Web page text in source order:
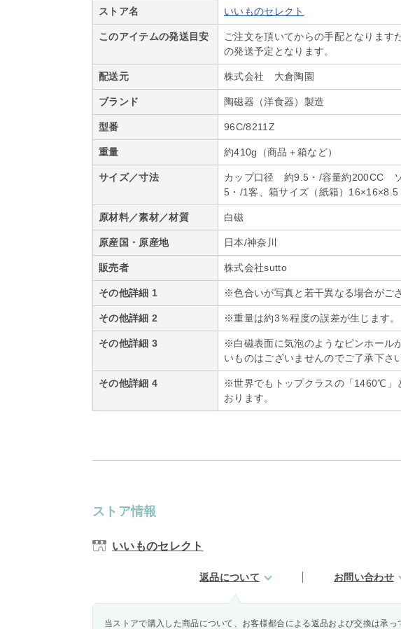
ストア名 いいものセレクト
このアイテムの発送目安
ご注文を頂いてからの手配となります
の発送予定となります。
配送元 株式会社 大倉陶園
ブランド 陶磁器（洋食器）製造
型番 96C/8211Z
重量 約410g（商品＋箱など）
サイズ／寸法
カップ口径 約9.5・/容量約200CC
5・/1客、箱サイズ（紙箱）16×16×8.5
原材料／素材／材質 白磁
原産国・原産地 日本/神奈川
販売者 株式会社sutto
その他詳細 1 ※色合いが写真と若干異なる場合がご
その他詳細 2 ※重量は約3％程度の誤差が生じます。
その他詳細 3
※白磁表面に気泡のようなピンホール
いものはございませんのでご了承下さい
その他詳細 4
※世界でもトップクラスの「1460℃」
おります。
ストア情報
いいものセレクト
返品について お問い合わせ
当ストアで購入した商品について、お客様都合による返品および交換は承っ